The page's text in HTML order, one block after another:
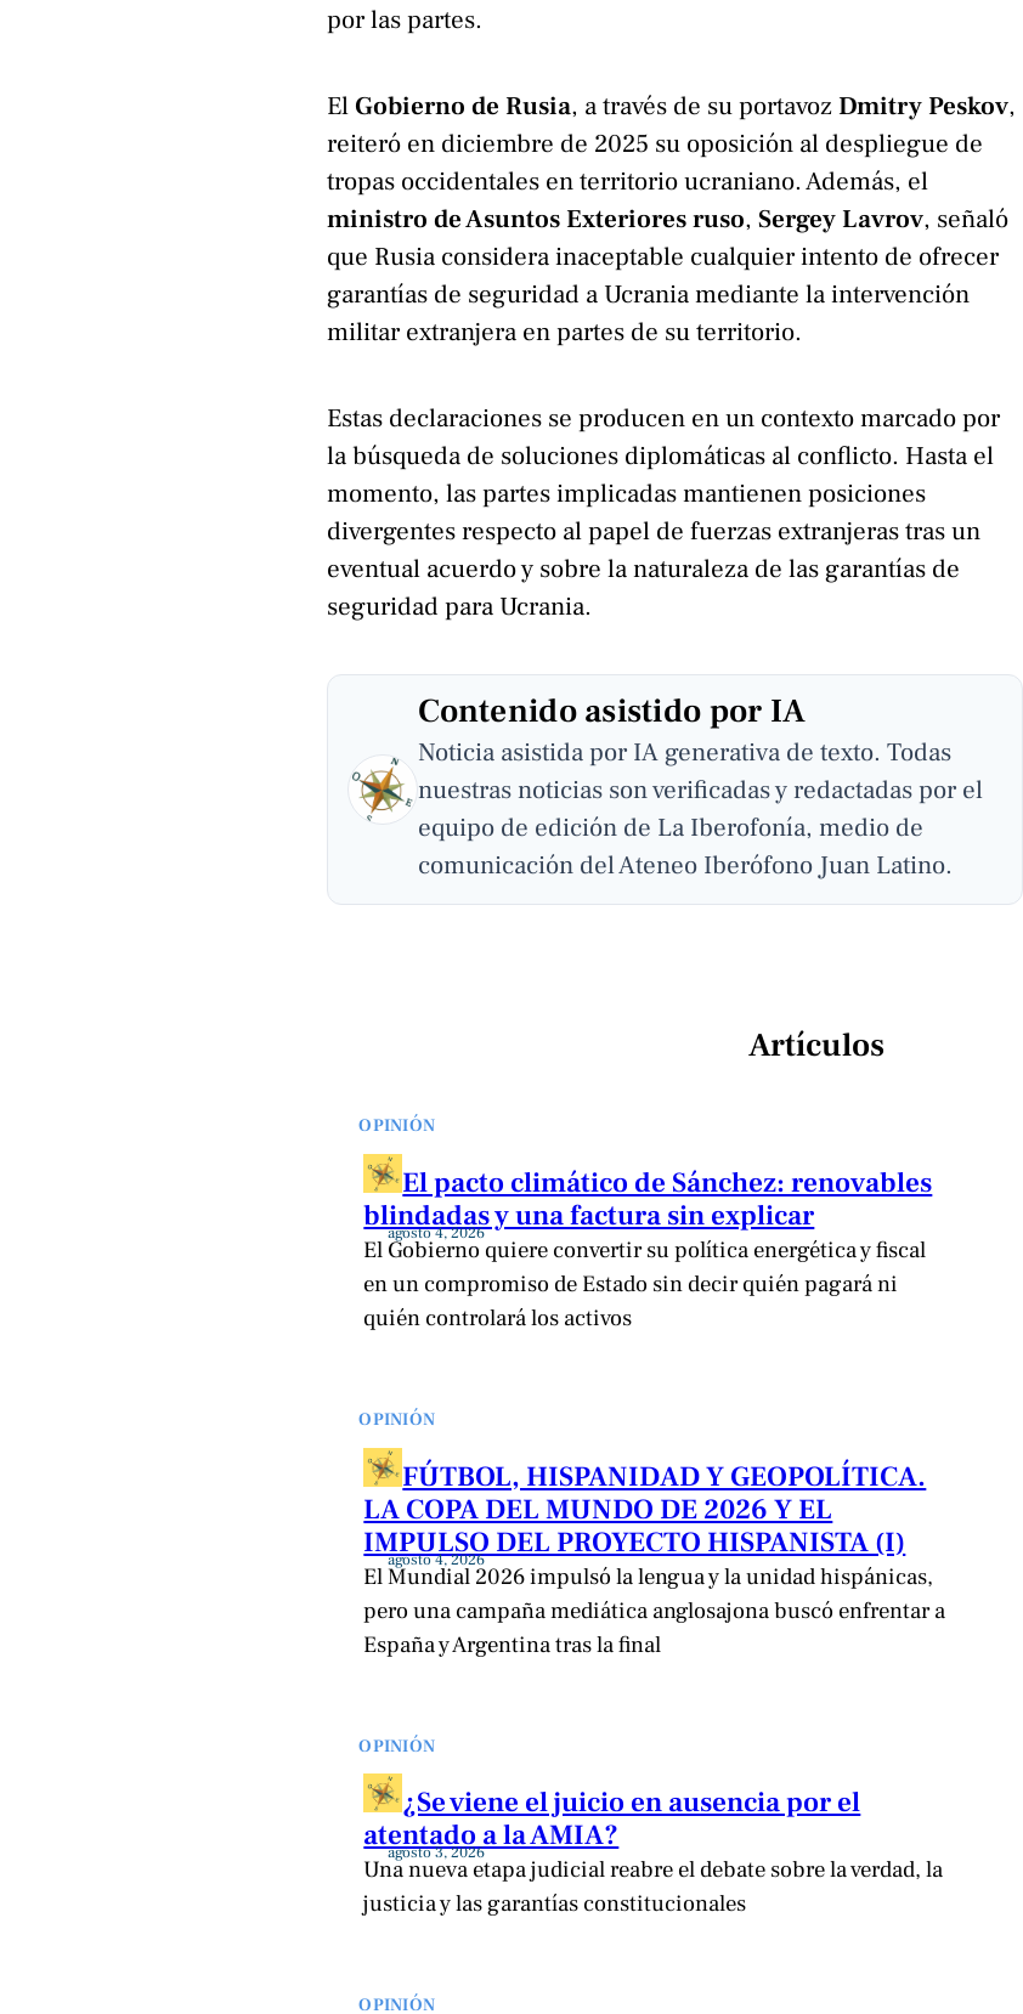
por las partes.
El Gobierno de Rusia, a través de su portavozDmitry Peskov,
reiteró en diciembre de 2025 su oposición al despliegue de
tropas occidentales en territorio ucraniano. Además, el
ministro de Asuntos Exteriores ruso,Sergey Lavrov, señaló
que Rusia considera inaceptable cualquier intento de ofrecer
garantías de seguridad a Ucrania mediante la intervención
militar extranjera en partes de su territorio.
Estas declaraciones se producen en un contexto marcado por
la búsqueda de soluciones diplomáticas al conflicto. Hasta el
momento, las partes implicadas mantienen posiciones
divergentes respecto al papel de fuerzas extranjeras tras un
eventual acuerdo y sobre la naturaleza de las garantías de
seguridad para Ucrania.
Contenido asistido por IA
Noticia asistida por IA generativa de texto. Todas
nuestras noticias son verificadas y redactadas por el
equipo de edición de La Iberofonía, medio de
comunicación del Ateneo Iberófono Juan Latino.
Artículos
OPINIÓN
El pacto climático de Sánchez: renovables
blindadas y una factura sin explicar
agosto 4, 2026
El Gobierno quiere convertir su política energética y fiscal
en un compromiso de Estado sin decir quién pagará ni
quién controlará los activos
OPINIÓN
FÚTBOL, HISPANIDAD Y GEOPOLÍTICA.
LA COPA DEL MUNDO DE 2026 Y EL
IMPULSO DEL PROYECTO HISPANISTA (I)
agosto 4, 2026
El Mundial 2026 impulsó la lengua y la unidad hispánicas,
pero una campaña mediática anglosajona buscó enfrentar a
España y Argentina tras la final
OPINIÓN
¿Se viene el juicio en ausencia por el
atentado a la AMIA?
agosto 3, 2026
Una nueva etapa judicial reabre el debate sobre la verdad, la
justicia y las garantías constitucionales
OPINIÓN